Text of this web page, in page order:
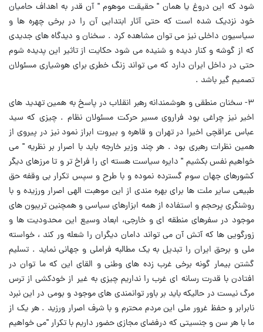
شود که این دروغ یا همان " حقیقت موهوم " آن قدر به اهداف حامیان
خود نزدیک شده است که حتی آثار ابتدایی آن را در برخی چهره ها و
سیاسیون داخلی نیز می توان مشاهده کرد . سخنان و دیدگاه های جدیدی
که از گوشه و کنار دیده و شنیده می شود حکایت از تاثیر این پدیده شوم
حتی در داخل ایران دارد که می تواند زنگ خطری برای هوشیاری مسئولان
تصمیم گیر باشد .
۳- سخنان منطقی و هوشمندانه رهبر انقلاب در پاسخ به همین تهدید های
اخیر نیز چراغی بود فراروی مسیر حرکت مسئولان نظام . چیزی که سید
عباس عراقچی اخیرا در تهران و قاهره و بیروت ابراز نمود نیز در پیروی از
همین نظرات رهبری بود . هر چند وزیر خارجه باید با اصرار بر نظریه " می
خواهیم نفس بکشیم " دایره سیاست هسته ای را فراخ تر و تا مرزهای دیگر
کشورهای جهان سوم گسترده نموده و با طرح و سپس تکرار بی وقفه حق
طبیعی سایر ملت ها برای بهره مندی از این موهبت الهی اصرار ورزیده و با
روشنگری پرحجم و استفاده از همه ابزارهای سیاسی و همچنین تریبون های
موجود در سفرهای منطقه ای و خارجی، ابعاد وسیع این محدودیت ها و
زورگویی ها که آتش آن می تواند دامان دیگران را شعله ور کند ، خواسته
ملی و برحق ایران را تبدیل به یک مطالبه فراملی و جهانی نماید . تسلیم
گشتن بیمار گونه برخی غرب زده های وطنی و القای این که ما توان در
افتادن با قدرت رسانه ای غرب را نداریم چیزی به غیر از خودکشی از ترس
مرگ نیست در حالیکه باید بر باور توانمندی های موجود و بومی در این نبرد
نابرابر و حفظ غرور ملی این مردم محترم و با شرف اصرار ورزید . هر یک از
ما با هر سن و جنسیتی که درفضای مجازی حضور داریم با تکرار "می خواهیم